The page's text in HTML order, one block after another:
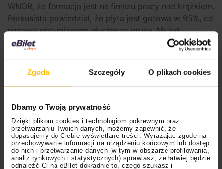
Zgoda Szczegóły O plikach cookies
Dbamy o Twoją prywatność
Dzięki plikom cookies i technologiom pokrewnym oraz
przetwarzaniu Twoich danych, możemy zapewnić, że
dopasujemy do Ciebie wyświetlane treści. Wyrażając zgodę na
przechowywanie informacji na urządzeniu końcowym lub dostęp
do nich i przetwarzanie danych (w tym w obszarze profilowania,
analiz rynkowych i statystycznych) sprawiasz, że łatwiej będzie
odnaleźć Ci na eBilet dokładnie to, czego szukasz i
WNOR, że formacja jest na finiszu pracy nad krążkiem.
Perkusista powiedział, że płyta jest gotowa w 95%, co
napawa optymizmem słuchaczy grupy. Muzyk
zaznaczył jednak, że nie wydadzą niczego, co nie
spełniałoby ich standardów, a kilka piosenek wymaga
Zero”ujrzy światło dziennena początku 2026 roku.
twórczej nad nowym krążkiem. Przyznał, że
Shinedownpodczas ostatniej sesji miał “wiele
odrzutów”, które i tak były dobrymi piosenkami, ale
nie pasowały do koncepcji płyty lub nie do końca
spełniały ich oczekiwania. Oznacza to, że zespół